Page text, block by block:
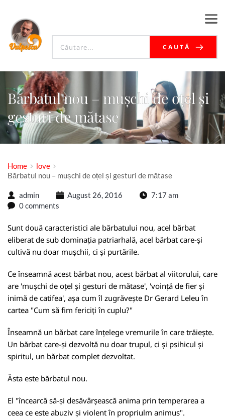
CAUTĂ
Bărbatul nou – mușchi de oțel și
gesturi de mătase
Home
love
Bărbatul nou – mușchi de oțel și gesturi de mătase
admin August 26, 2016
7:17 am
0 comments
Sunt două caracteristici ale bărbatului nou, acel bărbat
eliberat de sub dominația patriarhală, acel bărbat care-și
cultivă nu doar mușchii, ci și purtările.
Ce înseamnă acest bărbat nou, acest bărbat al viitorului, care
are 'mușchi de oțel și gesturi de mătase', 'voință de fier și
inimă de catifea', așa cum îl zugrăvește Dr Gerard Leleu în
cartea "Cum să fim fericiți în cuplu?"
Înseamnă un bărbat care înțelege vremurile în care trăiește.
Un bărbat care-și dezvoltă nu doar trupul, ci și psihicul și
spiritul, un bărbat complet dezvoltat.
Ăsta este bărbatul nou.
El "încearcă să-și desăvârșească anima prin temperarea a
ceea ce este abuziv și violent în propriulm animus".